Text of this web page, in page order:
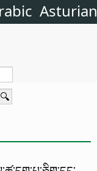
Asturian